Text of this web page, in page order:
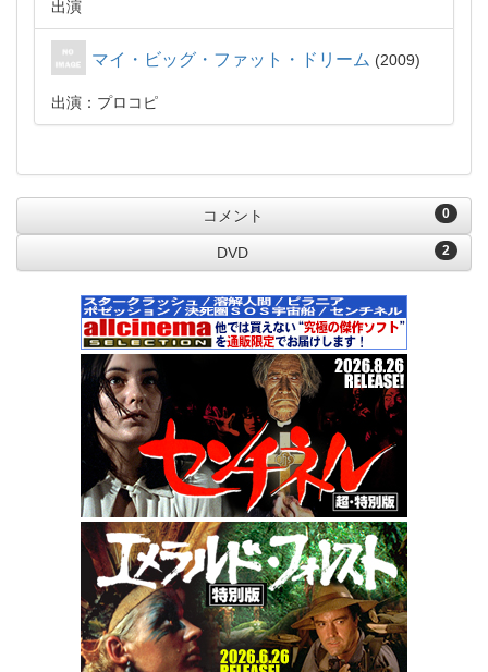
出演
マイ・ビッグ・ファット・ドリーム 2009
出演：プロコピ
0
コメント
2
DVD